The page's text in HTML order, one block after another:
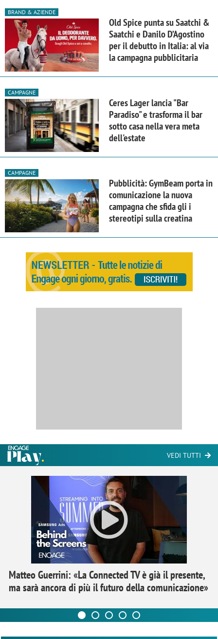
BRAND & AZIENDE
Old Spice punta su Saatchi &
Saatchi e Danilo D’Agostino
per il debutto in Italia: al via
la campagna pubblicitaria
CAMPAGNE
Ceres Lager lancia "Bar
Paradiso" e trasforma il bar
sotto casa nella vera meta
dell'estate
CAMPAGNE
Pubblicità: GymBeam porta in
comunicazione la nuova
campagna che sfida gli i
stereotipi sulla creatina
VEDI TUTTI
Matteo Guerrini: «La Connected TV è già il presente,
ma sarà ancora di più il futuro della comunicazione»